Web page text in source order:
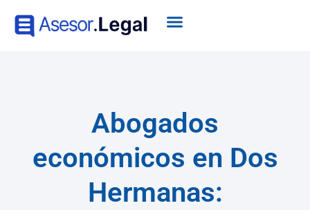
Abogados
económicos en Dos
Hermanas: